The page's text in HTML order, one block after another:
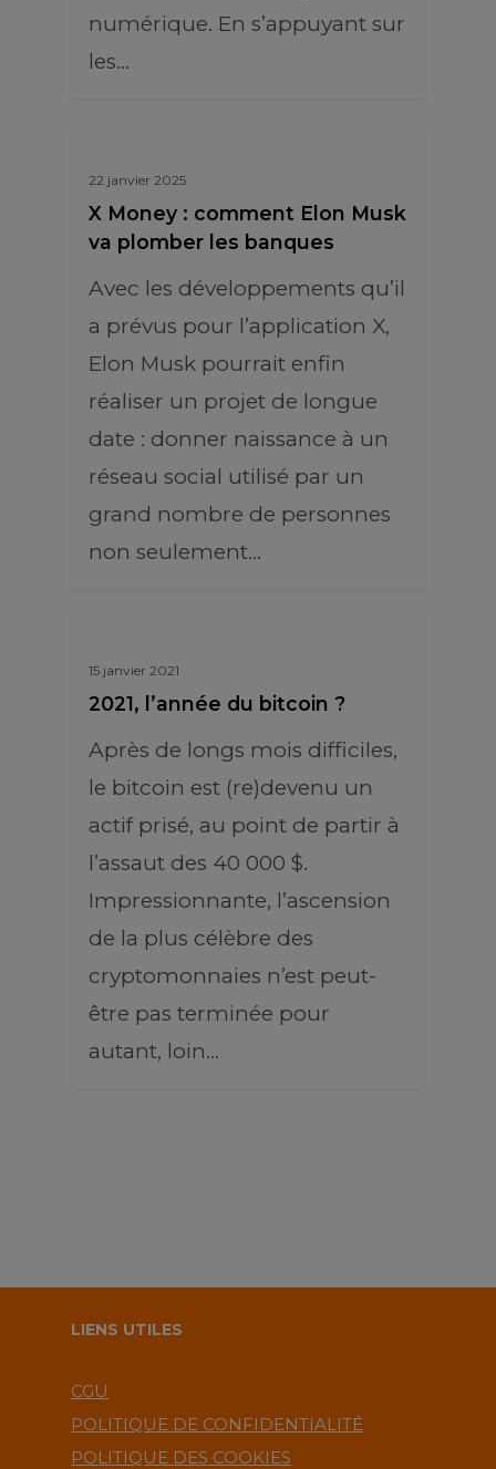
numérique. En s’appuyant sur
les…
22 janvier 2025
X Money : comment Elon Musk
va plomber les banques
Avec les développements qu’il
a prévus pour l’application X,
Elon Musk pourrait enfin
réaliser un projet de longue
date : donner naissance à un
réseau social utilisé par un
grand nombre de personnes
non seulement…
15 janvier 2021
2021, l’année du bitcoin ?
Après de longs mois difficiles,
le bitcoin est (re)devenu un
actif prisé, au point de partir à
l’assaut des 40 000 $.
Impressionnante, l’ascension
de la plus célèbre des
cryptomonnaies n’est peut-
être pas terminée pour
autant, loin…
LIENS UTILES
CGU
POLITIQUE DE CONFIDENTIALITÉ
POLITIQUE DES COOKIES